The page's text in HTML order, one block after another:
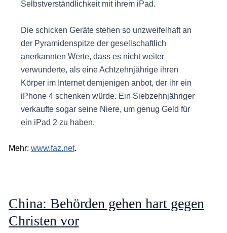
Selbstverständlichkeit mit ihrem iPad.
Die schicken Geräte stehen so unzweifelhaft an
der Pyramidenspitze der gesellschaftlich
anerkannten Werte, dass es nicht weiter
verwunderte, als eine Achtzehnjährige ihren
Körper im Internet demjenigen anbot, der ihr ein
iPhone 4 schenken würde. Ein Siebzehnjähriger
verkaufte sogar seine Niere, um genug Geld für
ein iPad 2 zu haben.
Mehr: www.faz.net.
China: Behörden gehen hart gegen
Christen vor